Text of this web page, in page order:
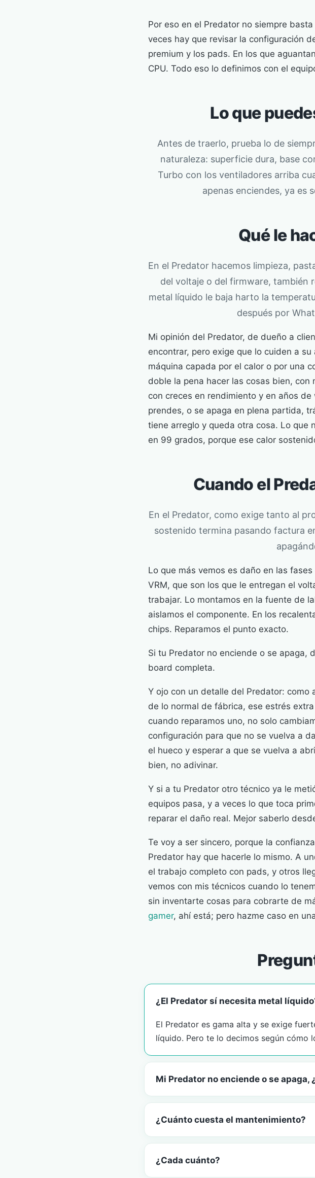
Por eso en el Predator no siempre
veces hay que revisar la configuración
premium y los pads. En los que
CPU. Todo eso lo definimos con el
Lo que
Antes de traerlo, prueba lo de
naturaleza: superficie dura, base
Turbo con los ventiladores arriba
apenas enciendes, ya es
Qué le
En el Predator hacemos limpieza,
del voltaje o del firmware, también
metal líquido le baja harto la
después por
Mi opinión del Predator, de dueño a
encontrar, pero exige que lo cuiden a
máquina capada por el calor o por una
doble la pena hacer las cosas bien,
con creces en rendimiento y en años
prendes, o se apaga en plena partida,
tiene arreglo y queda otra cosa. Lo que
en 99 grados, porque ese calor
Cuando el
En el Predator, como exige tanto al
sostenido termina pasando factura
Lo que más vemos es daño en las
VRM, que son los que le entregan el
trabajar. Lo montamos en la fuente de
aislamos el componente. En los
chips. Reparamos el punto exacto.
Si tu Predator no enciende o se apaga,
board completa.
Y ojo con un detalle del Predator: como
de lo normal de fábrica, ese estrés
cuando reparamos uno, no solo
configuración para que no se vuelva a
el hueco y esperar a que se vuelva a
bien, no adivinar.
Y si a tu Predator otro técnico ya le
equipos pasa, y a veces lo que toca
reparar el daño real. Mejor saberlo
Te voy a ser sincero, porque la
Predator hay que hacerle lo mismo. A
el trabajo completo con pads, y otros
vemos con mis técnicos cuando lo
sin inventarte cosas para cobrarte de
gamer, ahí está; pero hazme caso en
¿El Predator sí necesita metal
El Predator es gama alta y se exige
líquido. Pero te lo decimos según cómo
Mi Predator no enciende o se apaga,
¿Cuánto cuesta el mantenimiento?
¿Cada cuánto?